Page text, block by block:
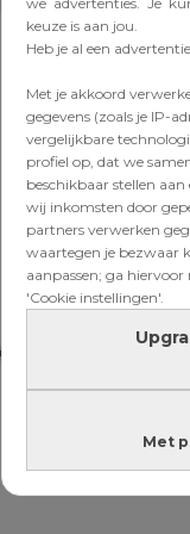
keuze is aan jou.
Heb je al een
Met je akkoord
gegevens (zoals je IP-
vergelijkbare
profiel op, dat we
beschikbaar stellen
wij inkomsten door
partners verwerken
waartegen je bezwaar
aanpassen; ga
'Cookie instellingen'.
Met